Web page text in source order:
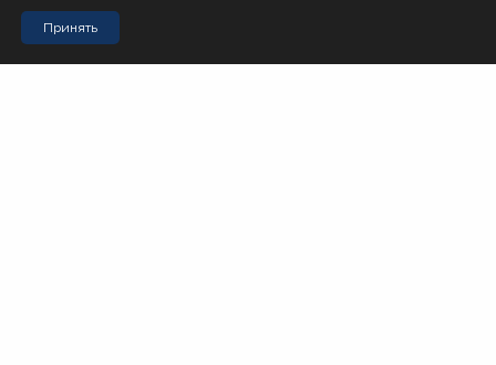
Поставщикам
Контакты
Принять